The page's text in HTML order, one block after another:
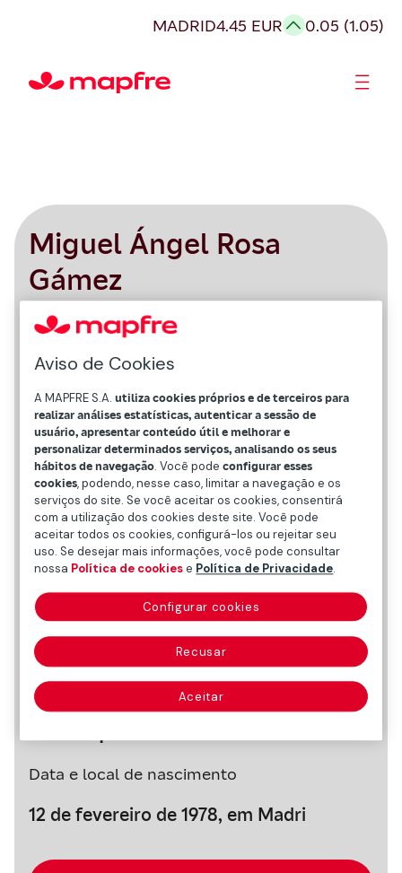
MADRID4.45 EUR 0.05 (1.05)
Miguel Ángel Rosa
Gámez
CEO da Mapfre Re
Data e local de nascimento
12 de fevereiro de 1978, em Madri
Aviso de Cookies
A MAPFRE S.A.utiliza cookies próprios e de terceiros para
realizar análises estatísticas, autenticar a sessão de
usuário, apresentar conteúdo útil e melhorar e
personalizar determinados serviços, analisando os seus
hábitos de navegação. Você podeconfigurar esses
cookies, podendo, nesse caso, limitar a navegação e os
serviços do site. Se você aceitar os cookies, consentirá
com a utilização dos cookies deste site. Você pode
aceitar todos os cookies, configurá-los ou rejeitar seu
uso. Se desejar mais informações, você pode consultar
nossa Política de cookiese Política de Privacidade.
Configurar cookies
Recusar
Aceitar